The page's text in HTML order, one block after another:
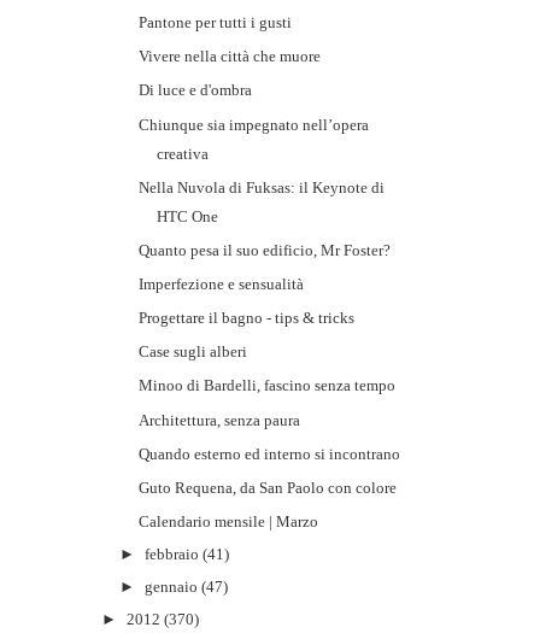
Pantone per tutti i gusti
Vivere nella città che muore
Di luce e d'ombra
Chiunque sia impegnato nell’opera
creativa
Nella Nuvola di Fuksas: il Keynote di
HTC One
Quanto pesa il suo edificio, Mr Foster?
Imperfezione e sensualità
Progettare il bagno - tips & tricks
Case sugli alberi
Minoo di Bardelli, fascino senza tempo
Architettura, senza paura
Quando esterno ed interno si incontrano
Guto Requena, da San Paolo con colore
Calendario mensile | Marzo
►febbraio (41)
►gennaio (47)
► 2012 (370)